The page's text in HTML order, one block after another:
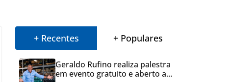
+ Recentes + Populares
Geraldo Rufino realiza palestra
em evento gratuito e aberto ao